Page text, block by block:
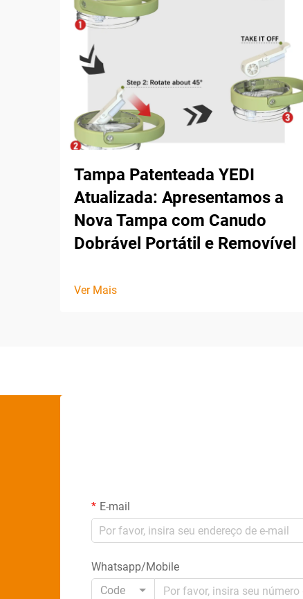
Tampa Patenteada YEDI
Atualizada: Apresentamos a
Nova Tampa com Canudo
Dobrável Portátil e Removível
Ver Mais
E-mail
Whatsapp/Mobile
Code